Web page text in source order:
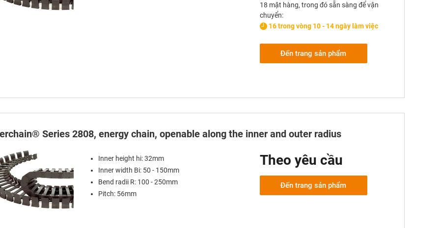
18 mặt hàng, trong đó sẵn sàng để vận
chuyển:
16 trong vòng 10 - 14 ngày làm việc
Đến trang sản phẩm
Series 2808, energy chain, openable along the inner and outer radius
Inner height hi: 32mm
Inner width Bi: 50 - 150mm
Bend radii R: 100 - 250mm
Pitch: 56mm
Theo yêu cầu
Đến trang sản phẩm